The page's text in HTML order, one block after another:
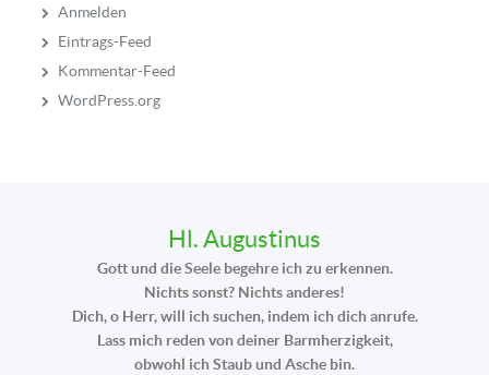
Anmelden
Eintrags-Feed
Kommentar-Feed
WordPress.org
Hl. Augustinus
Gott und die Seele begehre ich zu erkennen.
Nichts sonst? Nichts anderes!
Dich, o Herr, will ich suchen, indem ich dich anrufe.
Lass mich reden von deiner Barmherzigkeit,
obwohl ich Staub und Asche bin.